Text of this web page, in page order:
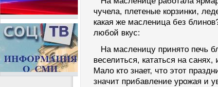
чучела, плетеные корзинки,
какая же масленица без
любой вкус:
На масленицу принято печь
веселиться, кататься на
Мало кто знает, что этот
значит прибавление урожая и